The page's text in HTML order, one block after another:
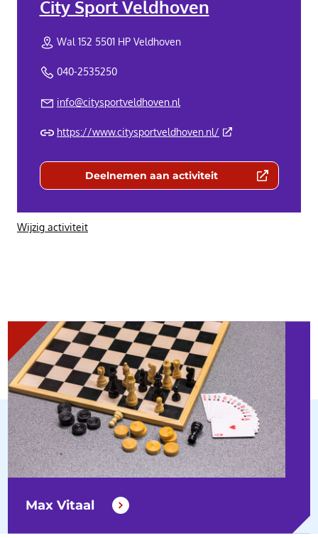
City Sport Veldhoven
Wal 152 5501 HP Veldhoven
040-2535250
info@citysportveldhoven.nl
https://www.citysportveldhoven.nl/ (Deze link gaat naar
Deelnemen aan activiteit(Deze link gaat naar een externe
Wijzig activiteit
Max Vitaal